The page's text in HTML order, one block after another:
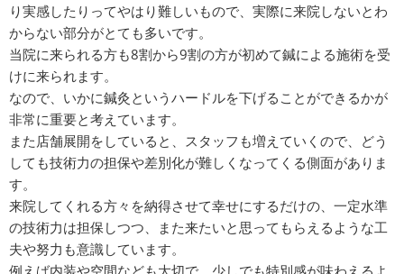
り実感したりってやはり難しいもので、実際に来院しないとわ
からない部分がとても多いです。
当院に来られる方も8割から9割の方が初めて鍼による施術を受
けに来られます。
なので、いかに鍼灸というハードルを下げることができるかが
非常に重要と考えています。
また店舗展開をしていると、スタッフも増えていくので、どう
しても技術力の担保や差別化が難しくなってくる側面がありま
す。
来院してくれる方々を納得させて幸せにするだけの、一定水準
の技術力は担保しつつ、また来たいと思ってもらえるような工
夫や努力も意識しています。
例えば内装や空間なども大切で、少しでも特別感が味わえるよ